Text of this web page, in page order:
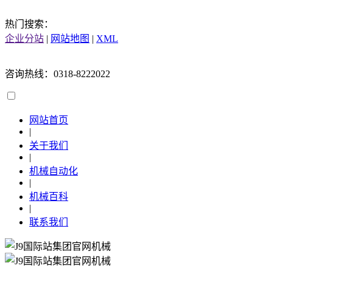
热门搜索：
企业分站 | 网站地图 | XML
咨询热线：0318-8222022
网站首页
|
关于我们
|
机械自动化
|
机械百科
|
联系我们